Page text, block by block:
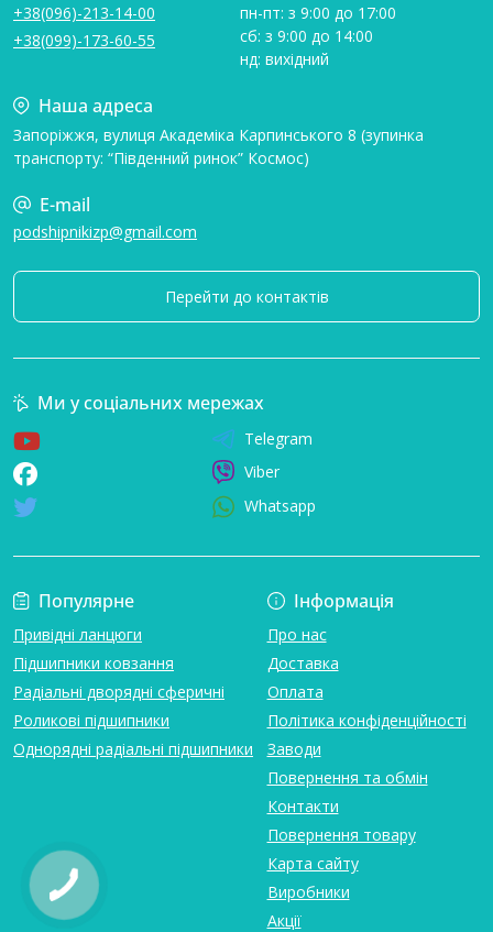
+38(096)-213-14-00
+38(099)-173-60-55
пн-пт: з 9:00 до 17:00
сб: з 9:00 до 14:00
нд: вихідний
Наша адреса
Запоріжжя, вулиця Академіка Карпинського 8 (зупинка
транспорту: “Південний ринок” Космос)
E-mail
podshipnikizp@gmail.com
Перейти до контактів
Популярне
Привідні ланцюги
Підшипники ковзання
Радіальні дворядні сферичні
Роликові підшипники
Однорядні радіальні підшипники
Інформація
Про нас
Доставка
Оплата
Політика конфіденційності
Заводи
Повернення та обмін
Контакти
Повернення товару
Карта сайту
Виробники
Акції
Ми у соціальних мережах
Telegram
Viber
Whatsapp